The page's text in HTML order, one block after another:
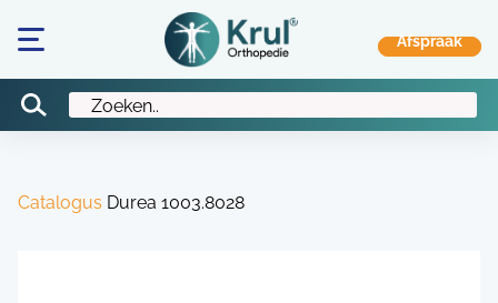
Catalogus Durea 1003.8028